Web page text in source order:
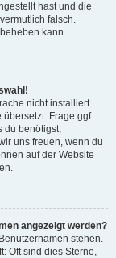
hast und die
falsch.
kann.
nicht installiert
Frage ggf.
du benötigst,
uns freuen, wenn du
auf der Website
angezeigt werden?
stehen.
Oft sind dies Sterne,